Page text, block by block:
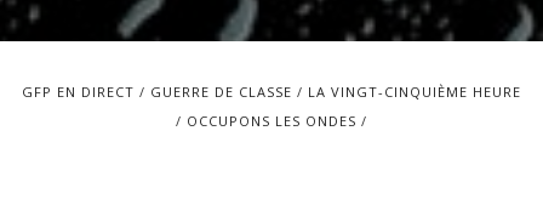
a
i
GFP EN DIRECT GUERRE DE CLASSE
LA VINGT-CINQUIÈME HEURE
OCCUPONS LES ONDES